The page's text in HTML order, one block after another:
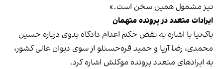
نیز مشمول همین سخن است.»
ایرادات متعدد در پرونده متهمان
پاک‌نیا با اشاره به نقض حکم اعدام دادگاه بدوی درباره حسین
محمدی، رضا آریا و حمید قره‌حسنلو از سوی دیوان عالی کشور،
به ایرادهای متعدد پرونده موکلش اشاره کرد.